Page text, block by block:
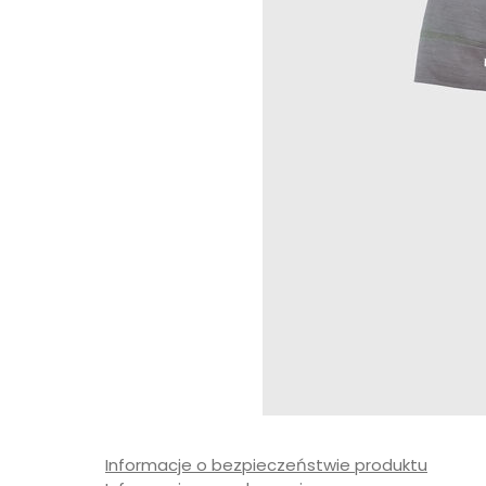
Informacje o bezpieczeństwie produktu